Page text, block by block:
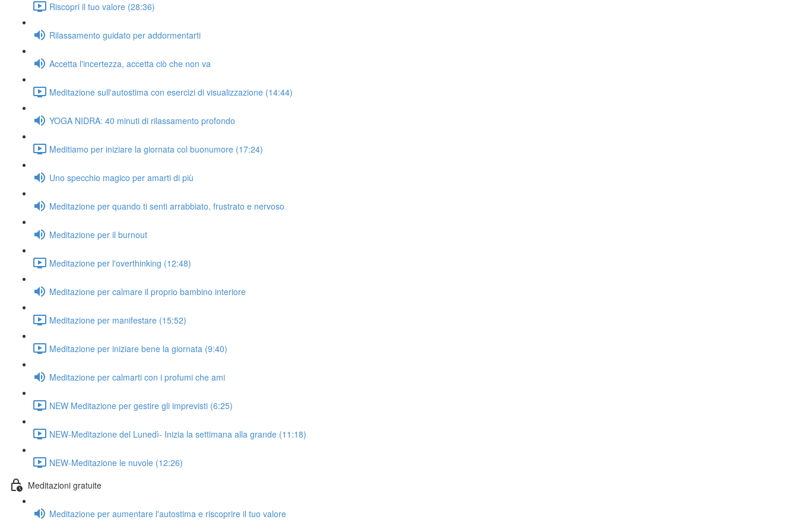
Riscopri il tuo valore (28:36)
Rilassamento guidato per addormentarti
Accetta l'incertezza, accetta ciò che non va
Meditazione sull'autostima con esercizi di visualizzazione (14:44)
YOGA NIDRA: 40 minuti di rilassamento profondo
Meditiamo per iniziare la giornata col buonumore (17:24)
Uno specchio magico per amarti di più
Meditazione per quando ti senti arrabbiato, frustrato e nervoso
Meditazione per il burnout
Meditazione per l'overthinking (12:48)
Meditazione per calmare il proprio bambino interiore
Meditazione per manifestare (15:52)
Meditazione per iniziare bene la giornata (9:40)
Meditazione per calmarti con i profumi che ami
NEW Meditazione per gestire gli imprevisti (6:25)
NEW-Meditazione del Lunedì- Inizia la settimana alla grande (11:18)
NEW-Meditazione le nuvole (12:26)
Meditazioni gratuite
Meditazione per aumentare l'autostima e riscoprire il tuo valore